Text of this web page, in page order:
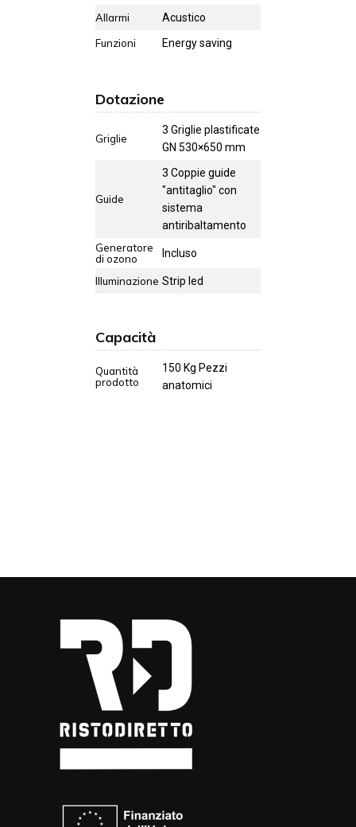
Allarmi
Acustico
Funzioni
Energy saving
Dotazione
Griglie
3 Griglie plastificate
GN 530×650 mm
Guide
3 Coppie guide
"antitaglio" con
sistema
antiribaltamento
Generatore
di ozono
Incluso
Illuminazione Strip led
Capacità
Quantità
prodotto
150 Kg Pezzi
anatomici